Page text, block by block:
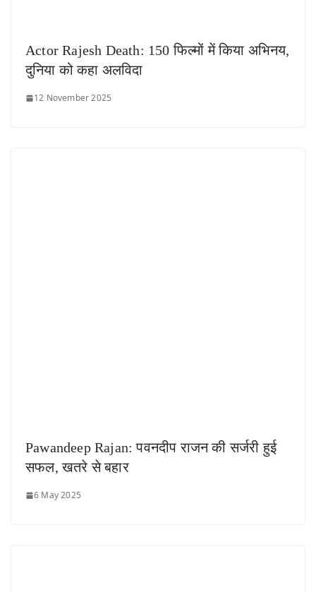
Actor Rajesh Death: 150 फिल्मों में किया अभिनय,
दुनिया को कहा अलविदा
12 November 2025
Pawandeep Rajan: पवनदीप राजन की सर्जरी हुई
सफल, खतरे से बहार
6 May 2025